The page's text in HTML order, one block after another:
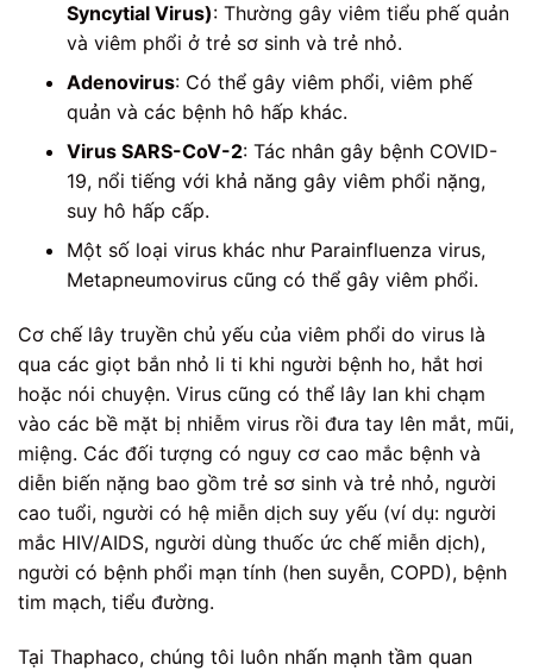
Syncytial Virus): Thường gây viêm tiểu phế quản
và viêm phổi ở trẻ sơ sinh và trẻ nhỏ.
Adenovirus: Có thể gây viêm phổi, viêm phế
quản và các bệnh hô hấp khác.
Virus SARS-CoV-2: Tác nhân gây bệnh COVID-
19, nổi tiếng với khả năng gây viêm phổi nặng,
suy hô hấp cấp.
Một số loại virus khác như Parainfluenza virus,
Metapneumovirus cũng có thể gây viêm phổi.
Cơ chế lây truyền chủ yếu của viêm phổi do virus là
qua các giọt bắn nhỏ li ti khi người bệnh ho, hắt hơi
hoặc nói chuyện. Virus cũng có thể lây lan khi chạm
vào các bề mặt bị nhiễm virus rồi đưa tay lên mắt, mũi,
miệng. Các đối tượng có nguy cơ cao mắc bệnh và
diễn biến nặng bao gồm trẻ sơ sinh và trẻ nhỏ, người
cao tuổi, người có hệ miễn dịch suy yếu (ví dụ: người
mắc HIV/AIDS, người dùng thuốc ức chế miễn dịch),
người có bệnh phổi mạn tính (hen suyễn, COPD), bệnh
tim mạch, tiểu đường.
Tại Thaphaco, chúng tôi luôn nhấn mạnh tầm quan